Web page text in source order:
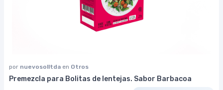
por nuevosolltda en Otros
Premezcla para Bolitas de lentejas. Sabor Barbacoa